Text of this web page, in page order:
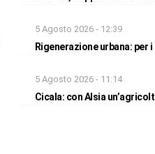
5 Agosto 2026 - 12:39
Rigenerazione urbana: per
5 Agosto 2026 - 11:14
Cicala: con Alsia